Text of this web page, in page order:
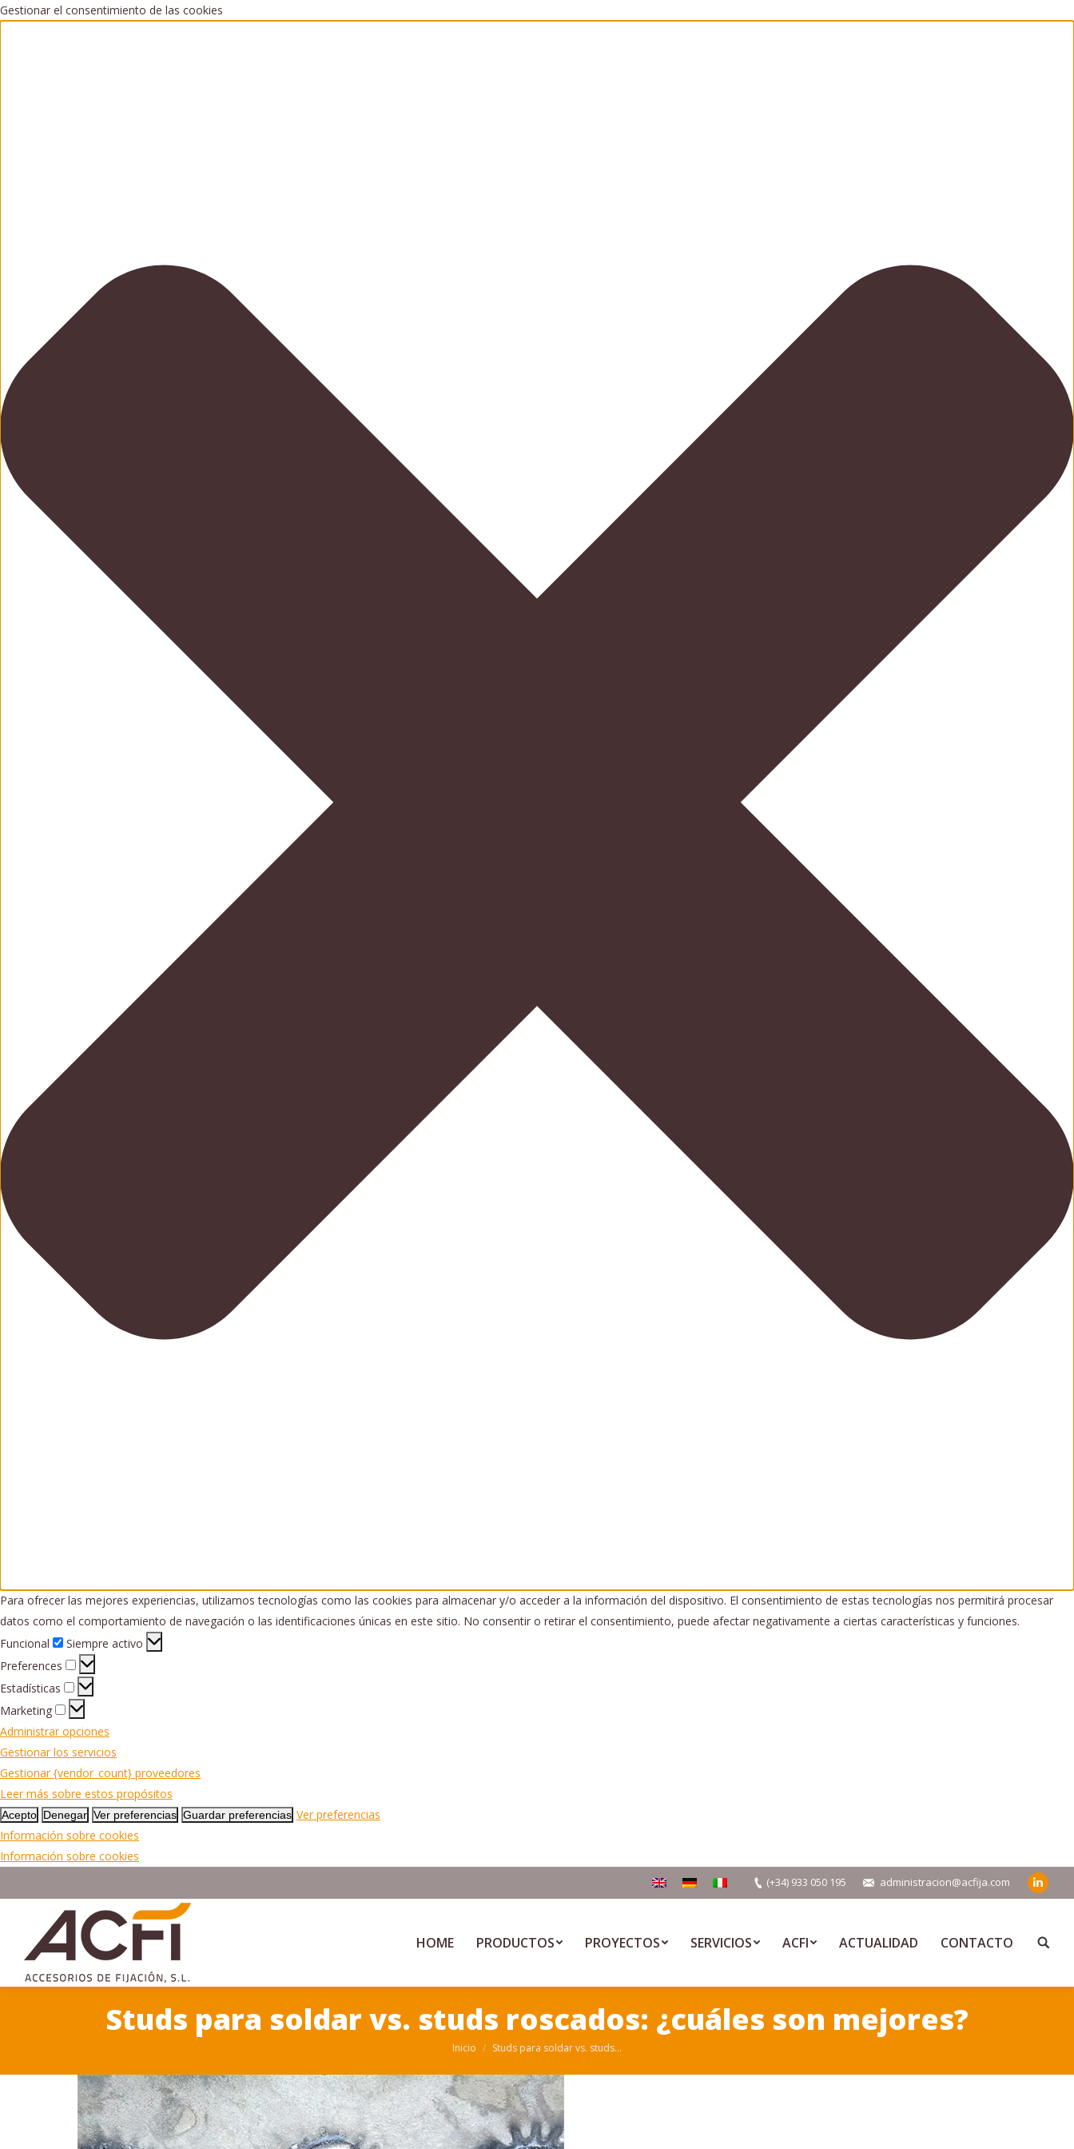
Gestionar el consentimiento de las cookies
Para ofrecer las mejores experiencias, utilizamos tecnologías como las cookies para almacenar y/o acceder a la información del dispositivo. El consentimiento de estas tecnologías nos permitirá procesar
datos como el comportamiento de navegación o las identificaciones únicas en este sitio. No consentir o retirar el consentimiento, puede afectar negativamente a ciertas características y funciones.
Funcional
Funcional
Siempre activo
Preferences
Preferences
Estadísticas
Estadísticas
Marketing
Marketing
Administrar opciones
Gestionar los servicios
Gestionar {vendor_count} proveedores
Leer más sobre estos propósitos
Acepto Denegar Ver preferencias Guardar preferencias Ver preferencias
Información sobre cookies
Información sobre cookies
(+34) 933 050 195 administracion@acfija.com
HOME PRODUCTOS PROYECTOS SERVICIOS ACFI ACTUALIDAD CONTACTO Buscar:
Studs para soldar vs. studs roscados: ¿cuáles son mejores?
Inicio Studs para soldar vs. studs…